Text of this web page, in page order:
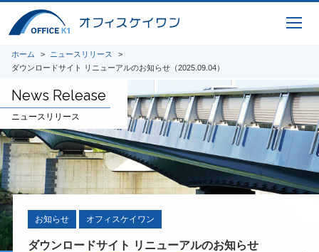
計照査、重心計算、施工シミュレーション、
完成パース、 CIM-PDF変換、点群データ、
AR / VR、自社プログラムを利用した設計図
面、原寸展開データ作成、 スタッド配置図
作成、曲面展開図作成
研究開発
将来の橋梁建設システムの生産性向上に貢献
取り組んでいます。共同開発やオープンイノ
ベーション、また投稿論文や講演実績を紹介
いたします。
ホーム
ニュースリリース
ダウンロードサイト リニューアルのお知らせ（2025.09.04）
News Release
ニュースリリース
お知らせ オフィスケイワン
ダウンロードサイト リニューアルのお知らせ